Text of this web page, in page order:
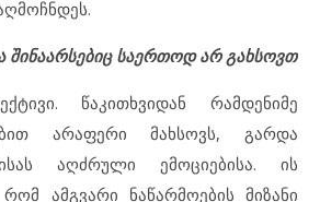
შინაარსებიც საერთოდ არ გახსოვთ
წაკითხვიდან რამდენიმე
არაფერი მახსოვს, გარდა
აღძრული ემოციებისა. ის
ამგვარი ნაწარმოების მიზანი